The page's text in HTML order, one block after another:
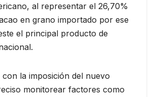
al representar el 26,70%
en grano importado por ese
el principal producto de
la imposición del nuevo
monitorear factores como